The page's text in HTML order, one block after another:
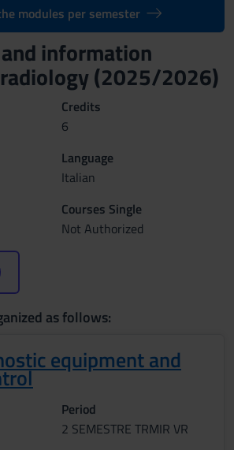
modules per semester
information
(2025/2026)
Credits
6
Language
Italian
Courses Single
Not Authorized
as follows:
equipment and
Period
2 SEMESTRE TRMIR VR